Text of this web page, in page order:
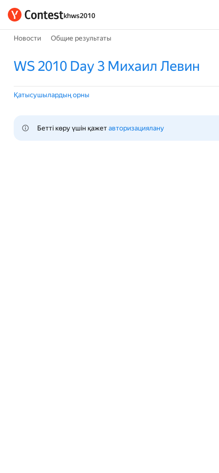
khws2010
Новости Общие результаты
WS 2010 Day 3 Михаил Левин
Қатысушылардың орны
Бетті көру үшін қажет авторизациялану